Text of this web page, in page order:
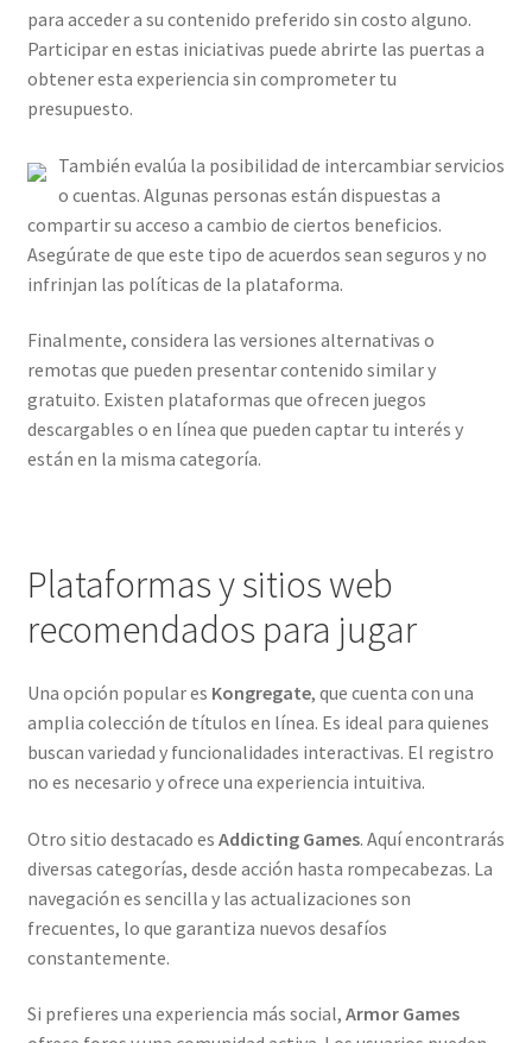
para acceder a su contenido preferido sin costo alguno.
Participar en estas iniciativas puede abrirte las puertas a
obtener esta experiencia sin comprometer tu
presupuesto.
También evalúa la posibilidad de intercambiar servicios
o cuentas. Algunas personas están dispuestas a
compartir su acceso a cambio de ciertos beneficios.
Asegúrate de que este tipo de acuerdos sean seguros y no
infrinjan las políticas de la plataforma.
Finalmente, considera las versiones alternativas o
remotas que pueden presentar contenido similar y
gratuito. Existen plataformas que ofrecen juegos
descargables o en línea que pueden captar tu interés y
están en la misma categoría.
Plataformas y sitios web
recomendados para jugar
Una opción popular es Kongregate, que cuenta con una
amplia colección de títulos en línea. Es ideal para quienes
buscan variedad y funcionalidades interactivas. El registro
no es necesario y ofrece una experiencia intuitiva.
Otro sitio destacado es Addicting Games. Aquí encontrarás
diversas categorías, desde acción hasta rompecabezas. La
navegación es sencilla y las actualizaciones son
frecuentes, lo que garantiza nuevos desafíos
constantemente.
Si prefieres una experiencia más social, Armor Games